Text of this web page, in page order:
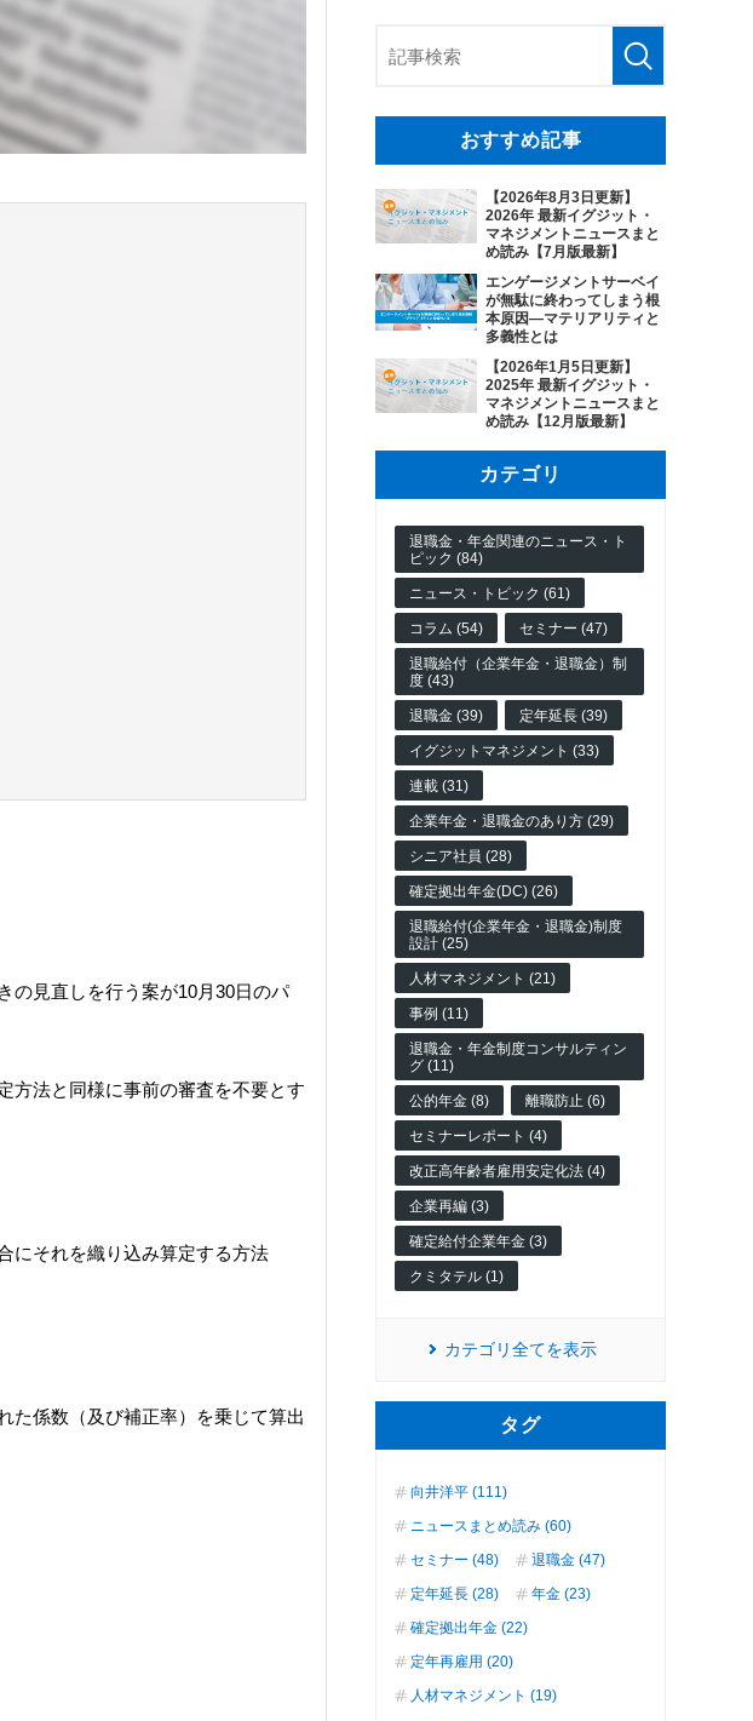
の見直しを行う案が10月30日のパ
方法と同様に事前の審査を不要とす
にそれを織り込み算定する方法
た係数（及び補正率）を乗じて算出
おすすめ記事
【2026年8月3日更新】
2026年 最新イグジット・
マネジメントニュースまと
め読み【7月版最新】
エンゲージメントサーベイ
が無駄に終わってしまう根
本原因―マテリアリティと
多義性とは
【2026年1月5日更新】
2025年 最新イグジット・
マネジメントニュースまと
め読み【12月版最新】
カテゴリ
退職金・年金関連のニュース・ト
ピック (84)
ニュース・トピック (61)
コラム (54) セミナー (47)
退職給付（企業年金・退職金）制
度 (43)
退職金 (39) 定年延長 (39)
イグジットマネジメント (33)
連載 (31)
企業年金・退職金のあり方 (29)
シニア社員 (28)
確定拠出年金(DC) (26)
退職給付(企業年金・退職金)制度
設計 (25)
人材マネジメント (21)
事例 (11)
退職金・年金制度コンサルティン
グ (11)
公的年金 (8) 離職防止 (6)
セミナーレポート (4)
改正高年齢者雇用安定化法 (4)
企業再編 (3)
確定給付企業年金 (3)
クミタテル (1)
カテゴリ全てを表示
タグ
向井洋平 (111)
ニュースまとめ読み (60)
セミナー (48)
退職金 (47)
定年延長 (28)
年金 (23)
確定拠出年金 (22)
定年再雇用 (20)
人材マネジメント (19)